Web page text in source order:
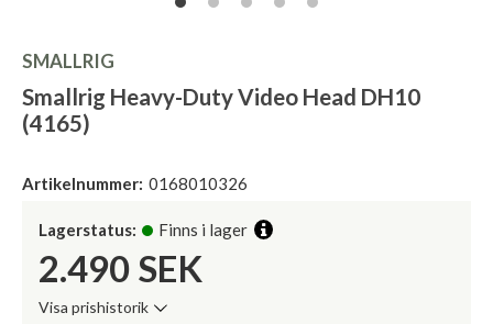
SMALLRIG
Smallrig Heavy-Duty Video Head DH10
(4165)
Artikelnummer: 0168010326
Lagerstatus: Finns i lager
2.490 SEK
Visa prishistorik